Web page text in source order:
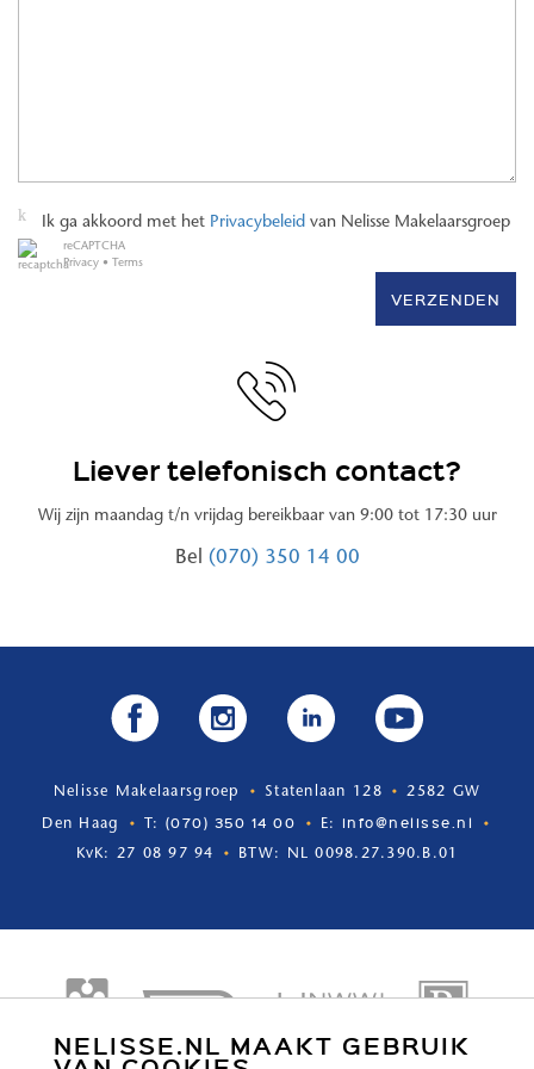
NELISSE.NL MAAKT GEBRUIK
Ik ga akkoord met het Privacybeleid van Nelisse Makelaarsgroep
reCAPTCHA
Privacy • Terms
VERZENDEN
Liever telefonisch contact?
Wij zijn maandag t/n vrijdag bereikbaar van 9:00 tot 17:30 uur
Bel (070) 350 14 00
Nelisse Makelaarsgroep Statenlaan 128 2582 GW
Den Haag T: (070) 350 14 00 E: info@nelisse.nl
KvK: 27 08 97 94 BTW: NL 0098.27.390.B.01